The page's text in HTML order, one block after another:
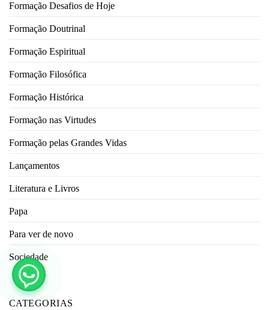
Formação Desafios de Hoje
Formação Doutrinal
Formação Espiritual
Formação Filosófica
Formação Histórica
Formação nas Virtudes
Formação pelas Grandes Vidas
Lançamentos
Literatura e Livros
Papa
Para ver de novo
Sociedade
CATEGORIAS